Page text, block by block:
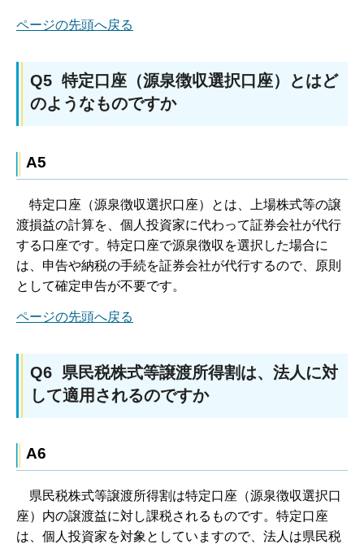
ページの先頭へ戻る
Q5 特定口座（源泉徴収選択口座）とはど
のようなものですか
A5
特定口座（源泉徴収選択口座）とは、上場株式等の譲
渡損益の計算を、個人投資家に代わって証券会社が代行
する口座です。特定口座で源泉徴収を選択した場合に
は、申告や納税の手続を証券会社が代行するので、原則
として確定申告が不要です。
ページの先頭へ戻る
Q6 県民税株式等譲渡所得割は、法人に対
して適用されるのですか
A6
県民税株式等譲渡所得割は特定口座（源泉徴収選択口
座）内の譲渡益に対し課税されるものです。特定口座
は、個人投資家を対象としていますので、法人は県民税